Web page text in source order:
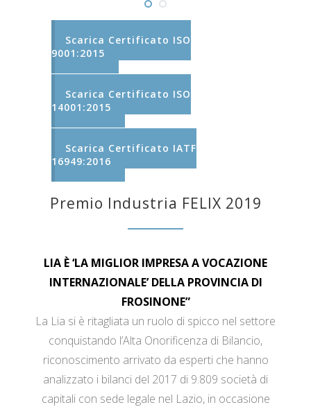
Scarica Certificato ISO
9001:2015
Scarica Certificato ISO
14001:2015
Scarica Certificato IATF
16949:2016
Premio Industria FELIX 2019
LIA È ‘LA MIGLIOR IMPRESA A VOCAZIONE
INTERNAZIONALE’ DELLA PROVINCIA DI
FROSINONE”
La Lia si è ritagliata un ruolo di spicco nel settore
conquistando l’Alta Onorificenza di Bilancio,
riconoscimento arrivato da esperti che hanno
analizzato i bilanci del 2017 di 9.809 società di
capitali con sede legale nel Lazio, in occasione